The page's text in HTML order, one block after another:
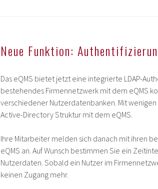
Neue Funktion:
Das eQMS bietet jetzt eine integrierte LDAP-
bestehendes Firmennetzwerk mit dem eQMS
verschiedener Nutzerdatenbanken. Mit
Active-Directory Struktur mit dem eQMS.
Ihre Mitarbeiter melden sich danach mit ihren
eQMS an. Auf Wunsch bestimmen Sie ein
Nutzerdaten. Sobald ein Nutzer im
keinen Zugang mehr.